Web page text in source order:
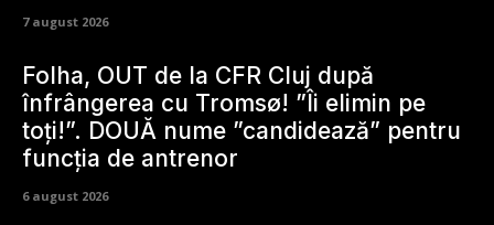
7 august 2026
Folha, OUT de la CFR Cluj după
înfrângerea cu Tromsø! ”Îi elimin pe
toți!”. DOUĂ nume ”candidează” pentru
funcția de antrenor
6 august 2026